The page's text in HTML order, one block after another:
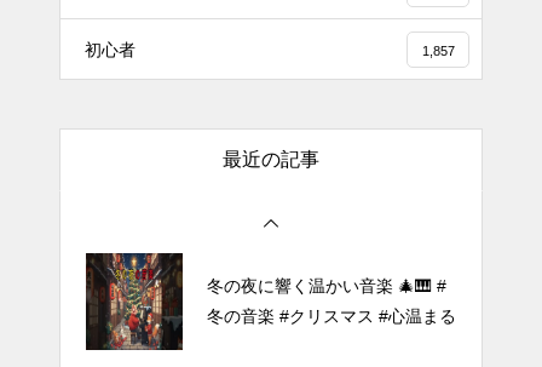
初心者 1,857
最近の記事
【転生悪女の黒歴史OP】ピアノ
で「Black Flame」弾いてみた
（中～上級）【The Dark History
ほぼ日1フレーズ THE BLUE H
冬の夜に響く温かい音楽 🎄🎹 #
冬の音楽 #クリスマス #心温まる